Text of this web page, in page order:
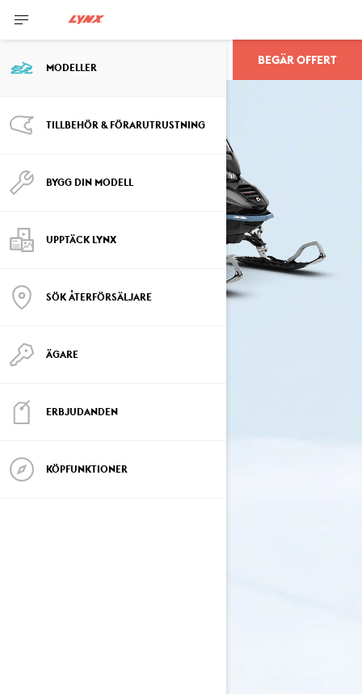
MODELLER
TILLBEHÖR & FÖRARUTRUSTNING
BYGG DIN MODELL
UPPTÄCK LYNX
SÖK ÅTERFÖRSÄLJARE
ÄGARE
ERBJUDANDEN
KÖPFUNKTIONER
COMMANDER BEGÄR OFFERT